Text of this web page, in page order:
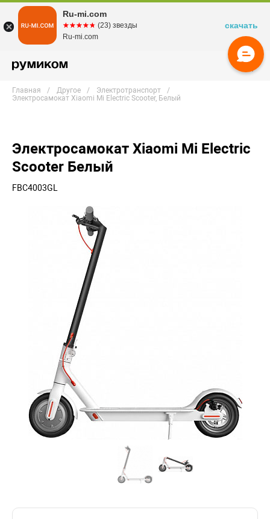
Главная Другое
Электротранспорт
Электросамокат Xiaomi Mi Electric Scooter, Белый
Электросамокат Xiaomi Mi Electric
Scooter Белый
FBC4003GL
Ru-mi.com
☆☆☆☆☆
★★★★★ (23) звезды
Ru-mi.com
скачать